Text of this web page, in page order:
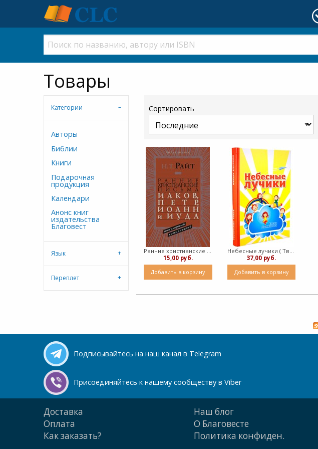
Товары
Сортировать
15,00 руб.
Добавить в корзину
37,00 руб.
Добавить в корзину
Категории
Авторы
Библии
Книги
Подарочная
продукция
Календари
Анонс книг
издательства
Благовест
Язык
Переплет
Подписывайтесь на наш канал в Telegram
Присоединяйтесь к нашему сообществу в Viber
Доставка
Оплата
Как заказать?
Наш блог
О Благовесте
Политика конфиден.